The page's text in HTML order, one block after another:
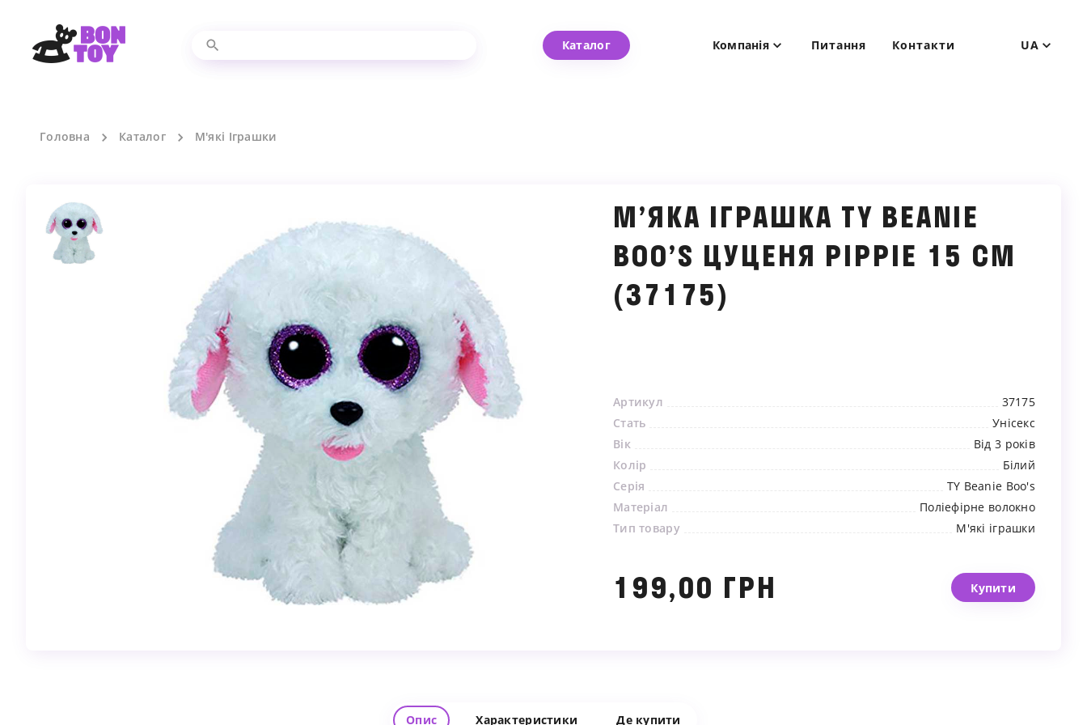
Каталог Компанія Питання Контакти UA
Головна Каталог М'які Іграшки
М’ЯКА ІГРАШКА TY BEANIE
BOO’S ЦУЦЕНЯ PIPPIE 15 СМ
(37175)
Артикул
37175
Стать
Унісекс
Вік
Від 3 років
Колір
Білий
Серія
TY Beanie Boo's
Матеріал
Поліефірне волокно
Тип товару
М'які іграшки
199,00 ГРН Купити
Опис Характеристики Де купити
Ми зв'яжемося з вами найближчим часом